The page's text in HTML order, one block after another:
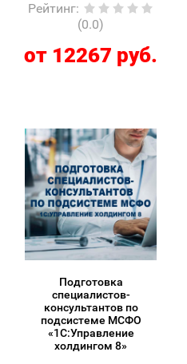
Рейтинг:
(0.0)
от 12267 руб.
Подготовка
специалистов-
консультантов по
подсистеме МСФО
«1С:Управление
холдингом 8»